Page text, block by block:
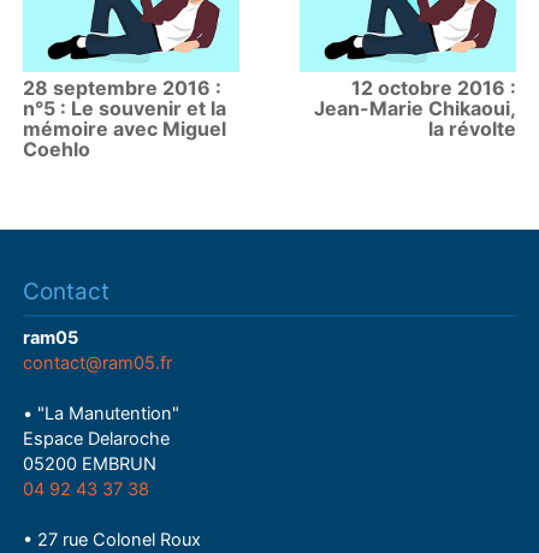
28 septembre 2016 :
n°5 : Le souvenir et la
mémoire avec Miguel
Coehlo
12 octobre 2016 :
Jean-Marie Chikaoui,
la révolte
Contact
ram05
contact@ram05.fr
• "La Manutention"
Espace Delaroche
05200 EMBRUN
04 92 43 37 38
• 27 rue Colonel Roux